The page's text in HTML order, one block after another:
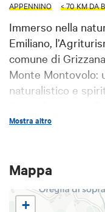
APPENNINO < 70 KM DA
Immerso nella
Emiliano,
comune di
Monte Montovolo:
naturalistico e
La struttura è il
agricola.
impreziositi da
naturale, scolpite
Mostra altro
Mappa
+